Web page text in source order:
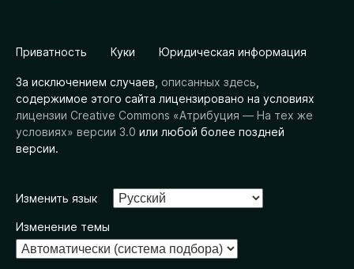
Приватность Куки Юридическая информация
За исключением случаев, описанных здесь
содержимое этого сайта лицензировано на условиях
лицензии Creative Commons «Атрибуция — На тех же
условиях» версии 3.0 или любой более поздней
версии.
Изменить язык
Изменение темы